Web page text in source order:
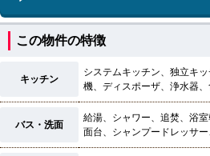
この物件の特徴
キッチン
システムキッチン、独立キ
機、ディスポーザ、浄水器
バス・洗面
給湯、シャワー、追焚、浴
面台、シャンプードレッサ